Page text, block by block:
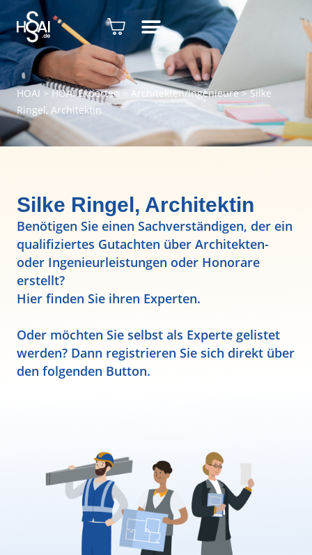
HOAI > HOAI Experten> Architekten/Ingenieure>Silke
Ringel, Architektin
Silke Ringel, Architektin
Benötigen Sie einen Sachverständigen, der ein
qualifiziertes Gutachten über Architekten-
oder Ingenieurleistungen oder Honorare
erstellt?
Hier finden Sie ihren Experten.
Oder möchten Sie selbst als Experte gelistet
werden? Dann registrieren Sie sich direkt über
den folgenden Button.